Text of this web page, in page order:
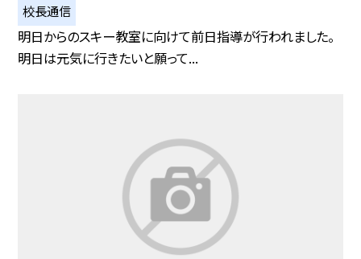
校長通信
明日からのスキー教室に向けて前日指導が行われました。
明日は元気に行きたいと願って...